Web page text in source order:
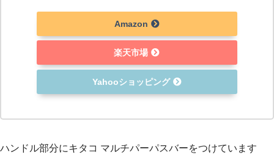
Amazon
楽天市場
Yahooショッピング
ハンドル部分にキタコ マルチパーパスバーをつけています